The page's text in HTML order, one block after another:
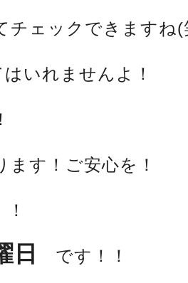
チェックできますね(
いれませんよ！
す！ご安心を！
日 です！！